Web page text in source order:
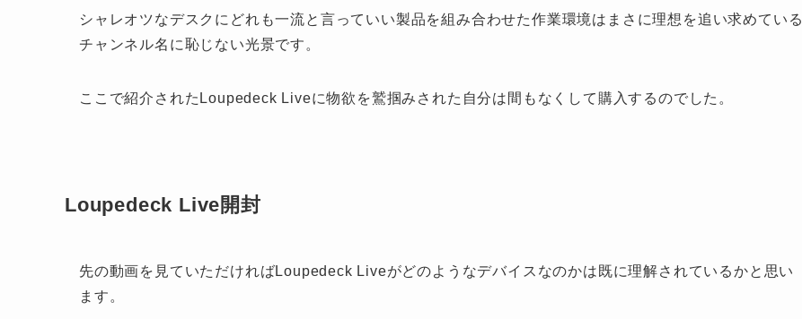
シャレオツなデスクにどれも一流と言っていい製品を組み合わせた作業環境はまさに理想を追い求めている
チャンネル名に恥じない光景です。
ここで紹介されたLoupedeck Liveに物欲を鷲掴みされた自分は間もなくして購入するのでした。
Loupedeck Live開封
先の動画を見ていただければLoupedeck Liveがどのようなデバイスなのかは既に理解されているかと思い
ます。